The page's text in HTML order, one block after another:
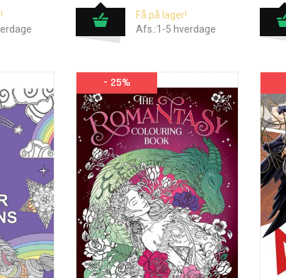
Få på lager!
Afs.:1-5 hverdage
- 25%